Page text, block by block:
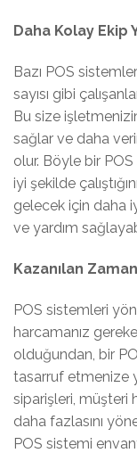
Daha Kolay Ekip
Bazı POS
sayısı gibi
Bu size
sağlar ve daha
olur. Böyle bir
iyi şekilde
gelecek için daha
ve yardım
Kazanılan Zaman
POS sistemleri
harcamanız
olduğundan, bir
tasarruf etmenize
siparişleri, müşteri
daha fazlasını
POS sistemi